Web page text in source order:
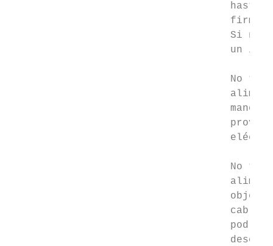
hasta
Si no
un
No
manos
No
cable